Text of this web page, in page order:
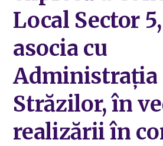
Local Sector
asocia cu
Administrația
Străzilor, în
realizării în